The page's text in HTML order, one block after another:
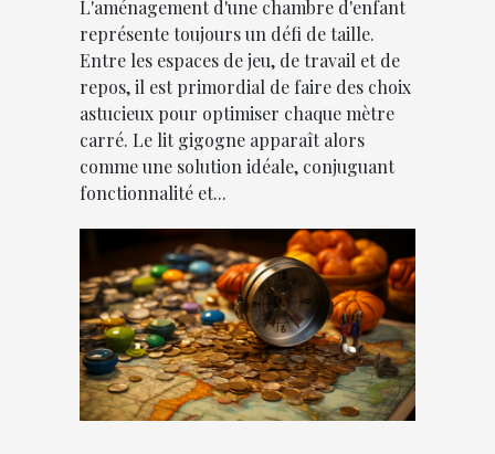
L'aménagement d'une chambre d'enfant
représente toujours un défi de taille.
Entre les espaces de jeu, de travail et de
repos, il est primordial de faire des choix
astucieux pour optimiser chaque mètre
carré. Le lit gigogne apparaît alors
comme une solution idéale, conjuguant
fonctionnalité et...